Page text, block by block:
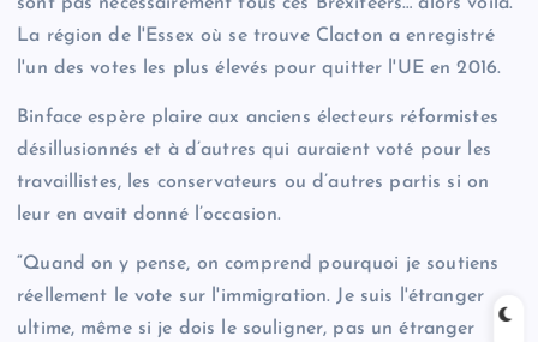
sont pas nécessairement tous ces Brexiteers… alors voilà.”
La région de l'Essex où se trouve Clacton a enregistré
l'un des votes les plus élevés pour quitter l'UE en 2016.
Binface espère plaire aux anciens électeurs réformistes
désillusionnés et à d’autres qui auraient voté pour les
travaillistes, les conservateurs ou d’autres partis si on
leur en avait donné l’occasion.
“Quand on y pense, on comprend pourquoi je soutiens
réellement le vote sur l'immigration. Je suis l'étranger
ultime, même si je dois le souligner, pas un étranger